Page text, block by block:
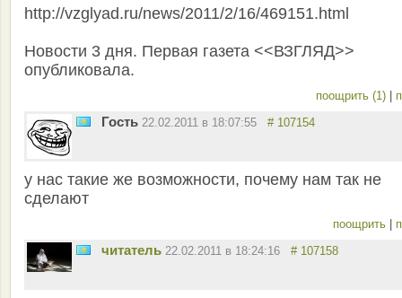
http://vzglyad.ru/news/2011/2/16/469151.html
Новости 3 дня. Первая газета <<ВЗГЛЯД>>
опубликовала.
поощрить (1)
Гость 22.02.2011 в 18:07:55 # 107154
у нас такие же возможности, почему нам так не
сделают
поощрить
читатель 22.02.2011 в 18:24:16 # 107158